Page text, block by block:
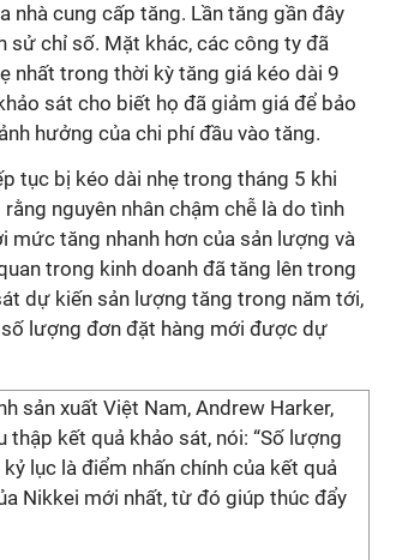
nhà cung cấp tăng. Lần tăng gần đây
sử chỉ số. Mặt khác, các công ty đã
nhất trong thời kỳ tăng giá kéo dài 9
sát cho biết họ đã giảm giá để bảo
hưởng của chi phí đầu vào tăng.
tục bị kéo dài nhẹ trong tháng 5 khi
nguyên nhân chậm chễ là do tình
mức tăng nhanh hơn của sản lượng và
trong kinh doanh đã tăng lên trong
dự kiến sản lượng tăng trong năm tới,
lượng đơn đặt hàng mới được dự
sản xuất Việt Nam, Andrew Harker,
kết quả khảo sát, nói: “Số lượng
lục là điểm nhấn chính của kết quả
Nikkei mới nhất, từ đó giúp thúc đẩy